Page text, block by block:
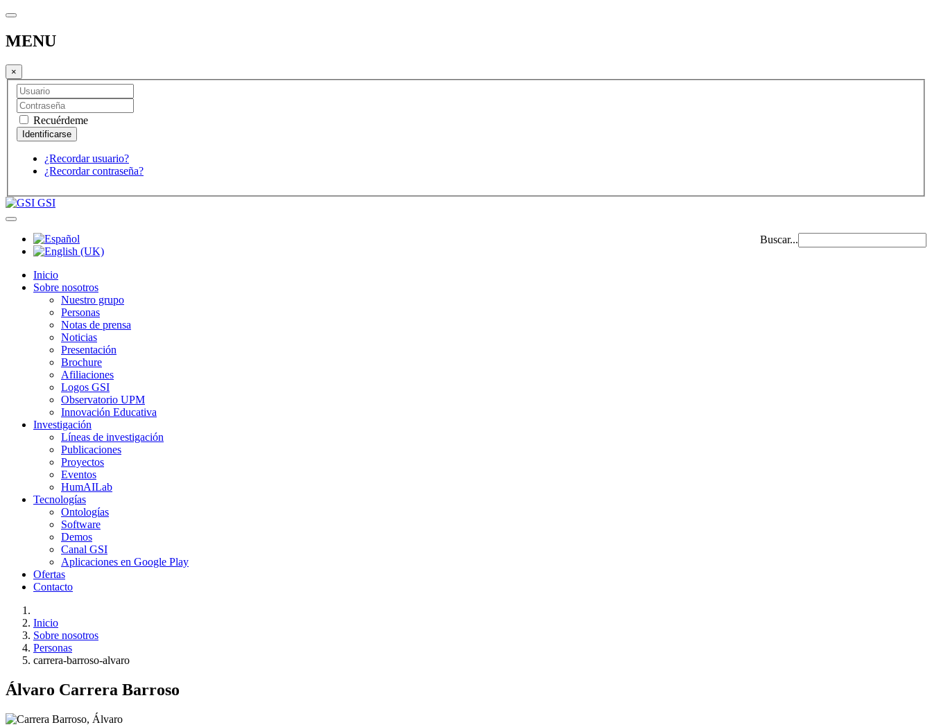
MENU
×
Recuérdeme
¿Recordar usuario?
¿Recordar contraseña?
GSI
Buscar...
Inicio
Sobre nosotros
Nuestro grupo
Personas
Notas de prensa
Noticias
Presentación
Brochure
Afiliaciones
Logos GSI
Observatorio UPM
Innovación Educativa
Investigación
Líneas de investigación
Publicaciones
Proyectos
Eventos
HumAILab
Tecnologías
Ontologías
Software
Demos
Canal GSI
Aplicaciones en Google Play
Ofertas
Contacto
Inicio
Sobre nosotros
Personas
carrera-barroso-alvaro
Álvaro Carrera Barroso